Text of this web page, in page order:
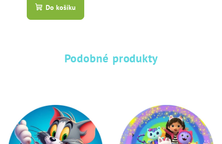
produktu
hvězdiček.
Do košíku
Podobné produkty